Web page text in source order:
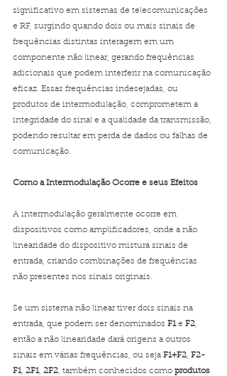
significativo em sistemas de telecomunicações
e RF, surgindo quando dois ou mais sinais de
frequências distintas interagem em um
componente não linear, gerando frequências
adicionais que podem interferir na comunicação
eficaz. Essas frequências indesejadas, ou
produtos de intermodulação, comprometem a
integridade do sinal e a qualidade da transmissão,
podendo resultar em perda de dados ou falhas de
comunicação.
Como a Intermodulação Ocorre e seus Efeitos
A intermodulação geralmente ocorre em
dispositivos como amplificadores, onde a não
linearidade do dispositivo mistura sinais de
entrada, criando combinações de frequências
não presentes nos sinais originais.
Se um sistema não linear tiver dois sinais na
entrada, que podem ser denominados F1 e F2
então a não linearidade dará origens a outros
sinais em várias frequências, ou seja F1+F2 F2-
F1, 2F1, 2F2 , também conhecidos como produtos